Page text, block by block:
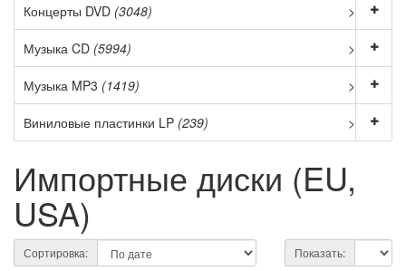
Концерты DVD (3048) >
Музыка CD (5994) >
Музыка MP3 (1419) >
Виниловые пластинки LP (239) >
Импортные диски (EU,
USA)
Сортировка: Показать: